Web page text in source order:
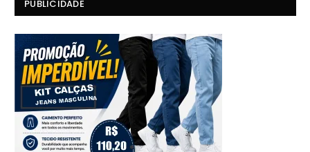
PUBLICIDADE